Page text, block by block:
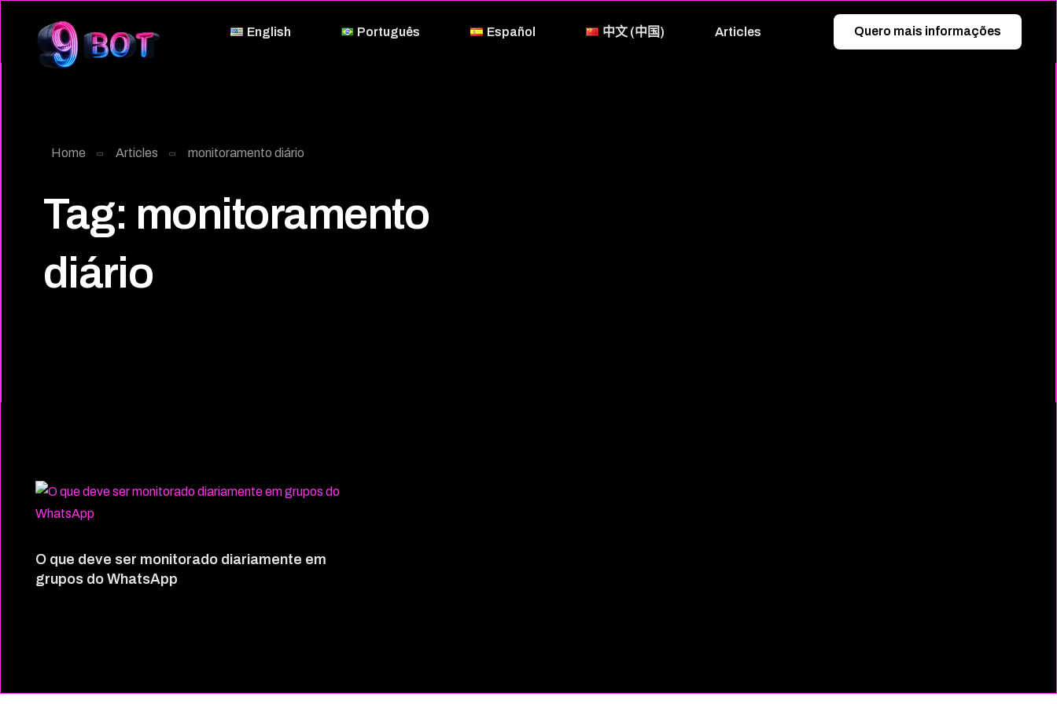
English Português Español 中文 (中国) Articles Quero mais informações
Home Articles monitoramento diário
Tag: monitoramento
diário
O que deve ser monitorado diariamente em
grupos do WhatsApp